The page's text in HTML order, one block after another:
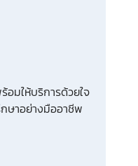
มให้บริการด้วยใจ
ษาอย่างมืออาชีพ